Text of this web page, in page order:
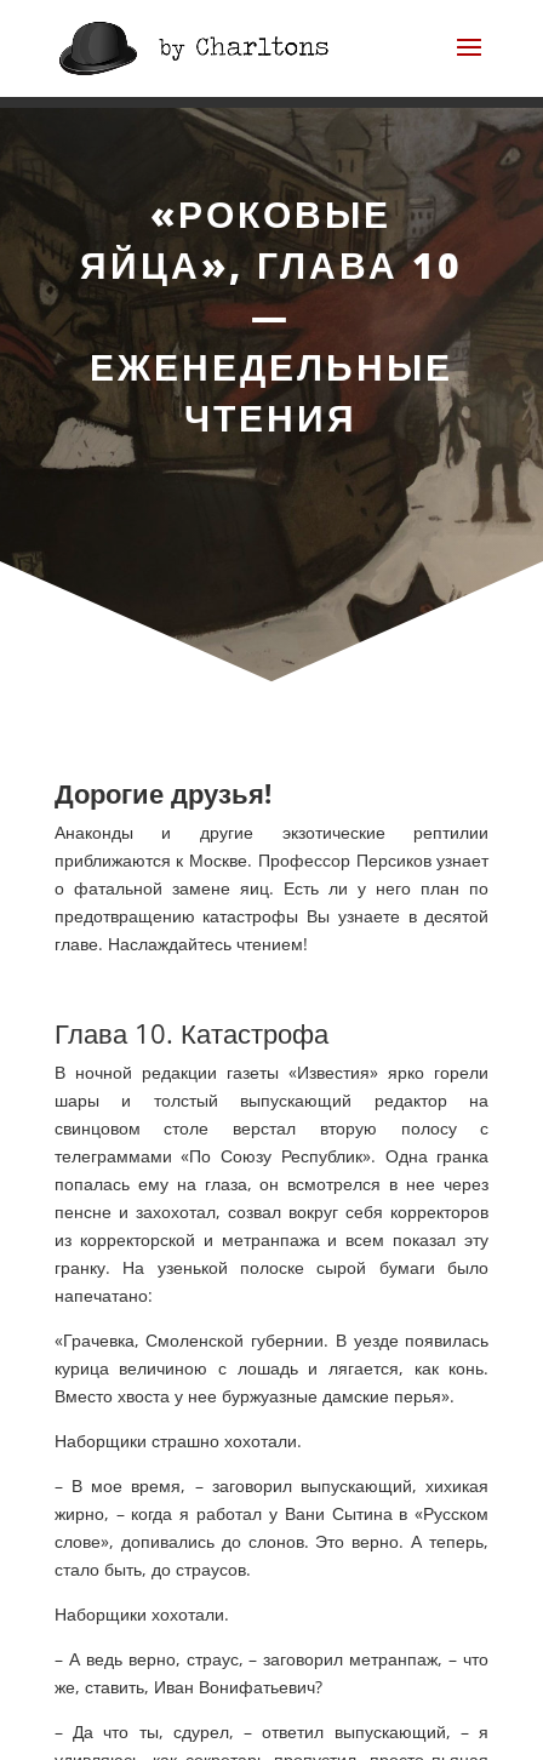
«Роковые яйца», Глава
10 — Еженедельные
чтения«РОКОВЫЕ
ЯЙЦА», ГЛАВА 10
—
ЕЖЕНЕДЕЛЬНЫЕ
ЧТЕНИЯ
Дорогие друзья!
Анаконды и другие экзотические рептилии
приближаются к Москве. Профессор Персиков узнает
о фатальной замене яиц. Есть ли у него план по
предотвращению катастрофы Вы узнаете в десятой
главе. Наслаждайтесь чтением!
Глава 10. Катастрофа
В ночной редакции газеты «Известия» ярко горели
шары и толстый выпускающий редактор на
свинцовом столе верстал вторую полосу с
телеграммами «По Союзу Республик». Одна гранка
попалась ему на глаза, он всмотрелся в нее через
пенсне и захохотал, созвал вокруг себя корректоров
из корректорской и метранпажа и всем показал эту
гранку. На узенькой полоске сырой бумаги было
напечатано:
«Грачевка, Смоленской губернии. В уезде появилась
курица величиною с лошадь и лягается, как конь.
Вместо хвоста у нее буржуазные дамские перья».
Наборщики страшно хохотали.
– В мое время, – заговорил выпускающий, хихикая
жирно, – когда я работал у Вани Сытина в «Русском
слове», допивались до слонов. Это верно. А теперь,
стало быть, до страусов.
Наборщики хохотали.
– А ведь верно, страус, – заговорил метранпаж, – что
же, ставить, Иван Вонифатьевич?
– Да что ты, сдурел, – ответил выпускающий, – я